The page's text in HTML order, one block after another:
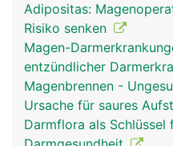
Adipositas:
Risiko senken
Magen-
entzündlicher
Magenbrennen -
Ursache für saures
Darmflora als Schlüssel